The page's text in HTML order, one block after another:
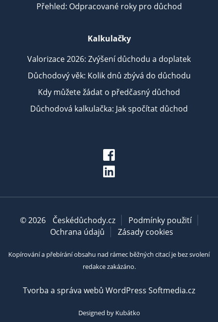
Přehled: Odpracované roky pro důchod
Kalkulačky
Valorizace 2026: Zvýšení důchodu a doplatek
Důchodový věk: Kolik dnů zbývá do důchodu
Kdy můžete žádat o předčasný důchod
Důchodová kalkulačka: Jak spočítat důchod
© 2026 Českédůchody.cz
Podmínky použití
Ochrana údajů
Zásady cookies
Kopírování a přebírání obsahu nad rámec běžných citací je bez svolení
redakce zakázáno.
Tvorba a správa webů WordPress Softmedia.cz
Designed by Kubátko